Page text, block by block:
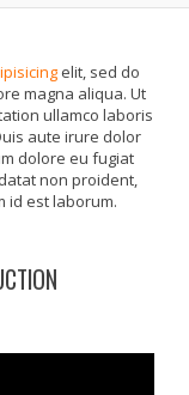
elit, sed do
magna aliqua. Ut
ullamco laboris
aute irure dolor
dolore eu fugiat
non proident,
id est laborum.